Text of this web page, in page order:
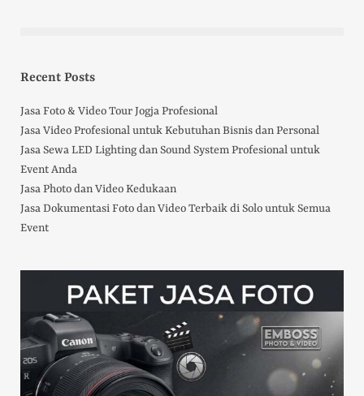
Recent Posts
Jasa Foto & Video Tour Jogja Profesional
Jasa Video Profesional untuk Kebutuhan Bisnis dan Personal
Jasa Sewa LED Lighting dan Sound System Profesional untuk
Event Anda
Jasa Photo dan Video Kedukaan
Jasa Dokumentasi Foto dan Video Terbaik di Solo untuk Semua
Event